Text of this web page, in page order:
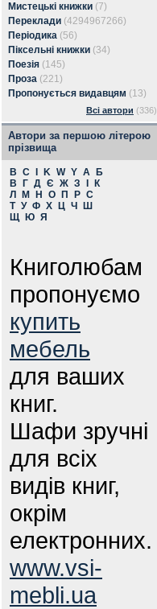
Мистецькі книжки (7)
Переклади (4294967266)
Періодика (56)
Піксельні книжки (34)
Поезія (145)
Проза (221)
Пропонується видавцям (13)
Всі автори (336)
Автори за першою літерою
прізвища
B C K W Y А
Б
В
Г Д Є Ж З
К
Л
М Н О П Р С
Т У Ф Х Ц Ч
Ш
Щ
Ю Я
Книголюбам
пропонуємо
купить
мебель
для ваших
книг.
Шафи зручні
для всіх
видів книг,
окрім
електронних.
www.vsi-
mebli.ua